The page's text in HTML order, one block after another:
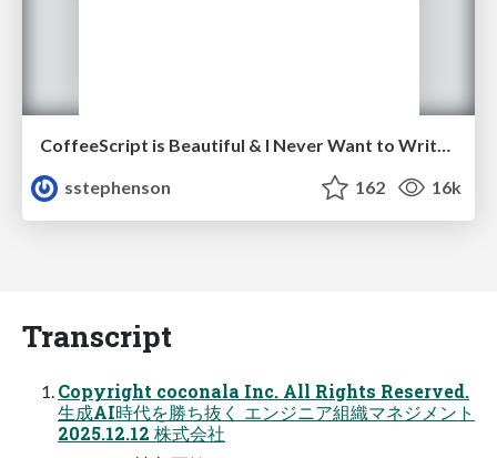
sstephenson
162 16k
Transcript
Copyright coconala Inc. All Rights Reserved.
生成AI時代を勝ち抜く エンジニア組織マネジメント
2025.12.12 株式会社